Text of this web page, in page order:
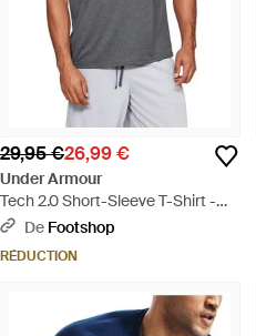
29,95 €26,99 €
Under Armour
Tech 2.0 Short-Sleeve T-Shirt -
GrisDe Footshop
RÉDUCTION